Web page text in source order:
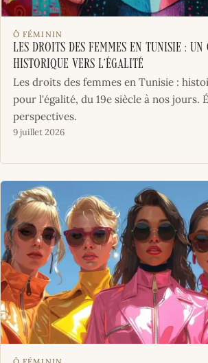
Ô FÉMININ
Les droits des femmes en Tunisie : un
historique vers l’égalité
Les droits des femmes en Tunisie :
pour l'égalité, du 19e siècle à nos jours.
perspectives.
9 juillet 2026